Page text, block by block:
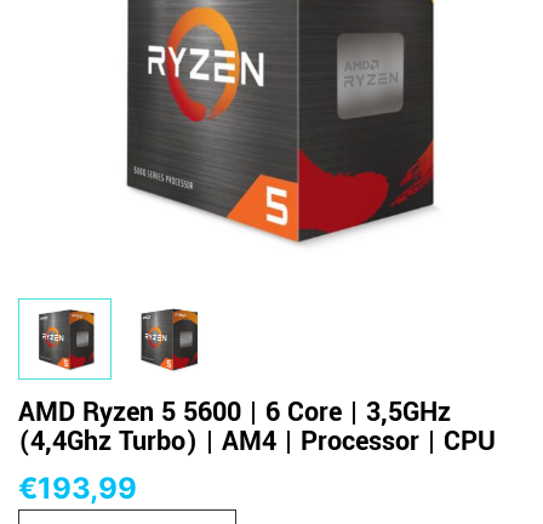
AMD Ryzen 5 5600 | 6 Core | 3,5GHz
(4,4Ghz Turbo) | AM4 | Processor | CPU
€193,99